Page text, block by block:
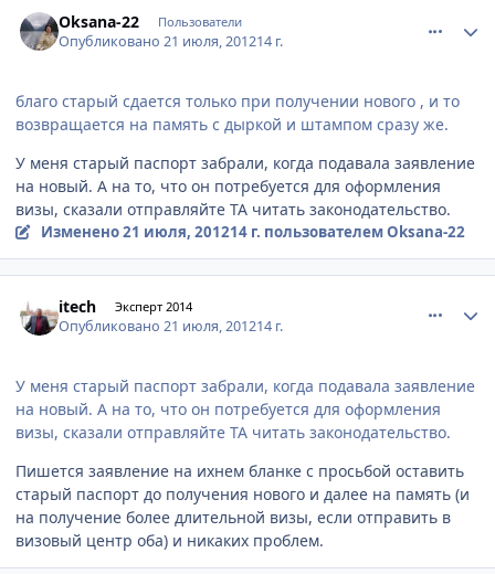
Oksana-22 Пользователи
Опубликовано21 июля, 201214 г.
благо старый сдается только при получении нового , и то
возвращается на память с дыркой и штампом сразу же.
У меня старый паспорт забрали, когда подавала заявление
на новый. А на то, что он потребуется для оформления
визы, сказали отправляйте ТА читать законодательство.
Изменено21 июля, 201214 г. пользователем Oksana-22
itech Эксперт 2014
Опубликовано21 июля, 201214 г.
У меня старый паспорт забрали, когда подавала заявление
на новый. А на то, что он потребуется для оформления
визы, сказали отправляйте ТА читать законодательство.
Пишется заявление на ихнем бланке с просьбой оставить
старый паспорт до получения нового и далее на память (и
на получение более длительной визы, если отправить в
визовый центр оба) и никаких проблем.